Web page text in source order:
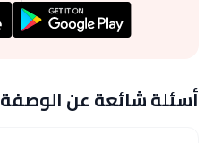
أسئلة شائعة عن الوصفة